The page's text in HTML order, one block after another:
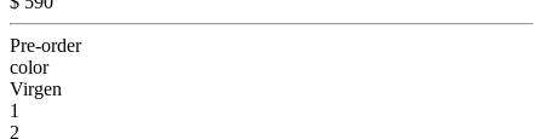
Pre-order
color
Virgen
1
2